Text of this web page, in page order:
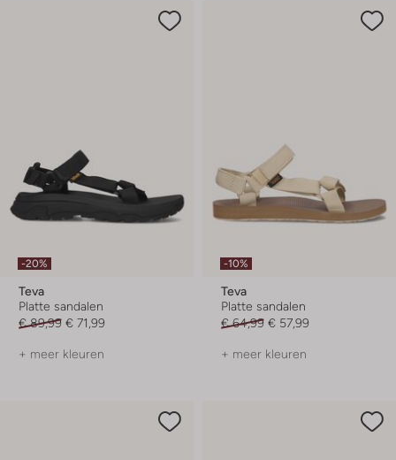
-20%
Teva
Platte sandalen
€ 89,99 € 71,99
+ meer kleuren
-10%
Teva
Platte sandalen
€ 64,99 € 57,99
+ meer kleuren